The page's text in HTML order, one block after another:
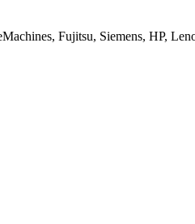
Fujitsu, Siemens, HP,